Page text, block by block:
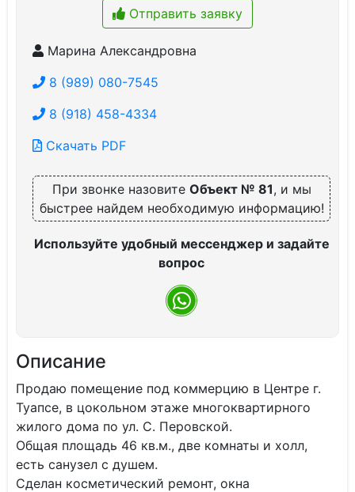
Отправить заявку
Марина Александровна
8 (989) 080-7545
8 (918) 458-4334
Скачать PDF
При звонке назовите Объект № 81, и мы
быстрее найдем необходимую информацию!
Используйте удобный мессенджер и задайте
вопрос
Описание
Продаю помещение под коммерцию в Центре г.
Туапсе, в цокольном этаже многоквартирного
жилого дома по ул. С. Перовской.
Общая площадь 46 кв.м., две комнаты и холл,
есть санузел с душем.
Сделан косметический ремонт, окна